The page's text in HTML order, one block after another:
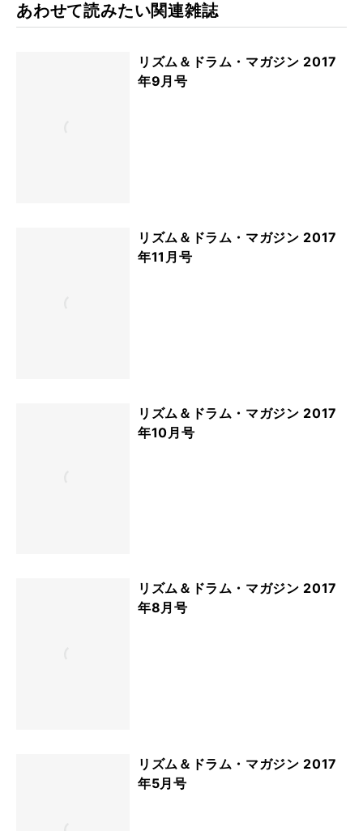
あわせて読みたい関連雑誌
リズム＆ドラム・マガジン 2017
年9月号
リズム＆ドラム・マガジン 2017
年11月号
リズム＆ドラム・マガジン 2017
年10月号
リズム＆ドラム・マガジン 2017
年8月号
リズム＆ドラム・マガジン 2017
年5月号